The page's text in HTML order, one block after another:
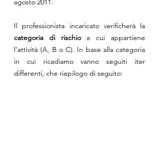
agosto 2011.
categoria di rischio a cui appartiene
l’attività (A, B o C). In base alla categoria
in cui ricadiamo vanno seguiti iter
differenti, che riepilogo di seguito: